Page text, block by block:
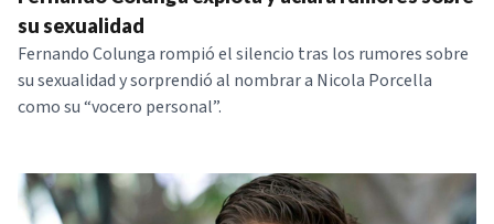
SERIES
su sexualidad
Fernando Colunga rompió el silencio tras los rumores sobre
su sexualidad y sorprendió al nombrar a Nicola Porcella
como su “vocero personal”.